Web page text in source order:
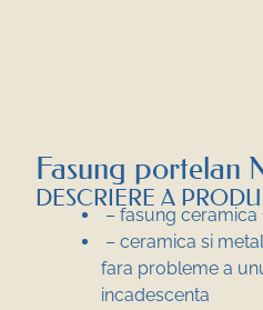
Fasung portelan
DESCRIERE A
– fasung ceramica
– ceramica si
fara probleme a
incadescenta